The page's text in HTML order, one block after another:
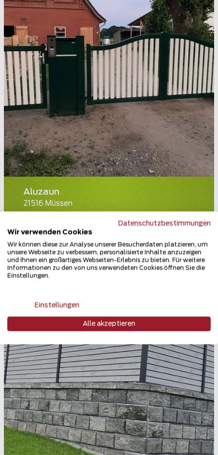
Aluzaun
21516 Müssen
Teilen
Datenschutzbestimmungen
Wir verwenden Cookies
Wir können diese zur Analyse unserer Besucherdaten platzieren, um
unsere Webseite zu verbessern, personalisierte Inhalte anzuzeigen
und Ihnen ein großartiges Webseiten-Erlebnis zu bieten. Für weitere
Informationen zu den von uns verwendeten Cookies öffnen Sie die
Einstellungen.
Einstellungen
Alle akzeptieren